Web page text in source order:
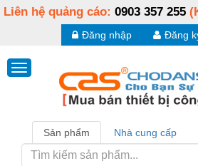
Liên hệ quảng cáo: 0903 357 255
Đăng
Đăng nhập
Sản phẩm Nhà cung cấp